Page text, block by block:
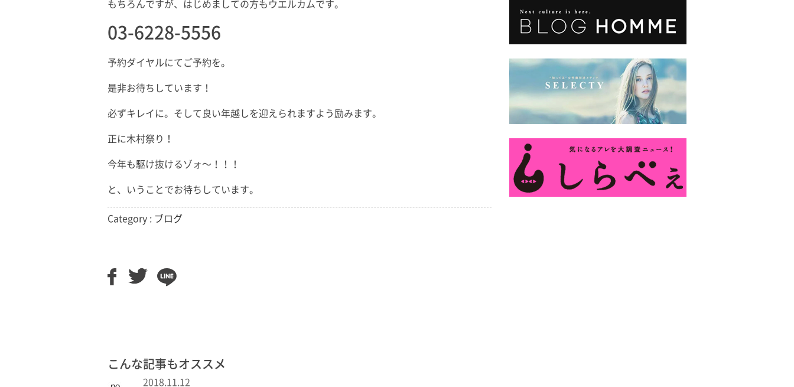
もちろんですが、はじめましての方もウエルカムです。
03-6228-5556
予約ダイヤルにてご予約を。
是非お待ちしています！
必ずキレイに。そして良い年越しを迎えられますよう励みます。
正に木村祭り！
今年も駆け抜けるゾォ〜！！！
と、いうことでお待ちしています。
Category : ブログ
こんな記事もオススメ
2018.11.12